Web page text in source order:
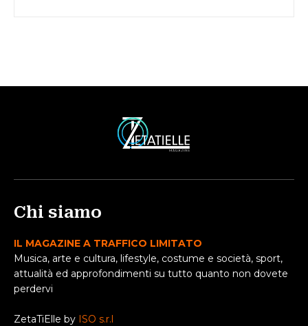
Chi siamo
IL MAGAZINE A TRAFFICO LIMITATO
Musica, arte e cultura, lifestyle, costume e società, sport,
attualità ed approfondimenti su tutto quanto non dovete
perdervi
ZetaTiElle by ISO s.r.l